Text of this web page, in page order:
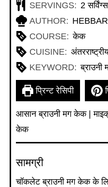
SERVINGS: 2 सर्विंग्स
AUTHOR:
COURSE: केक
CUISINE:
KEYWORD:
प्रिन्ट रेसिपी
आसान ब्राउनी मग केक |
केक
सामग्री
चॉकलेट ब्राउनी मग केक के